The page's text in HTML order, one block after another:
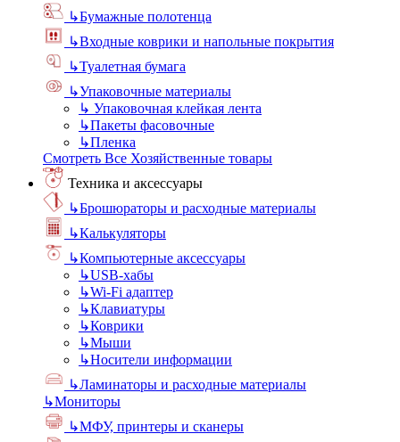
↳Бумажные полотенца
↳Входные коврики и напольные покрытия
↳Туалетная бумага
↳Упаковочные материалы
↳ Упаковочная клейкая лента
↳Пакеты фасовочные
↳Пленка
Смотреть Все Хозяйственные товары
Техника и аксессуары
↳Брошюраторы и расходные материалы
↳Калькуляторы
↳Компьютерные аксессуары
↳USB-хабы
↳Wi-Fi адаптер
↳Клавиатуры
↳Коврики
↳Мыши
↳Носители информации
↳Ламинаторы и расходные материалы
↳Мониторы
↳МФУ, принтеры и сканеры